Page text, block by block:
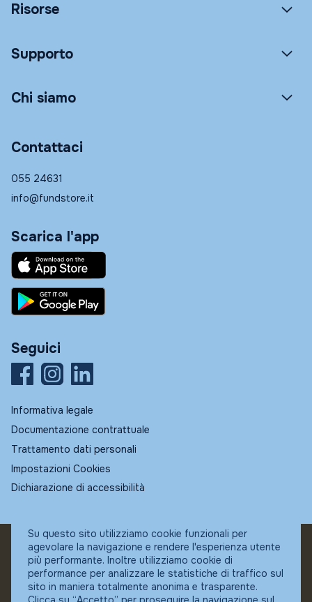
Risorse
Supporto
Chi siamo
Contattaci
055 24631
info@fundstore.it
Scarica l'app
Seguici
Informativa legale
Documentazione contrattuale
Trattamento dati personali
Impostazioni Cookies
Dichiarazione di accessibilità
© Fundstore
Collocatore autorizzato:
Banca Ifigest SpA
P.Iva: 04337180485
Su questo sito utilizziamo cookie funzionali per
agevolare la navigazione e rendere l'esperienza utente
più performante. Inoltre utilizziamo cookie di
performance per analizzare le statistiche di traffico sul
sito in maniera totalmente anonima e trasparente.